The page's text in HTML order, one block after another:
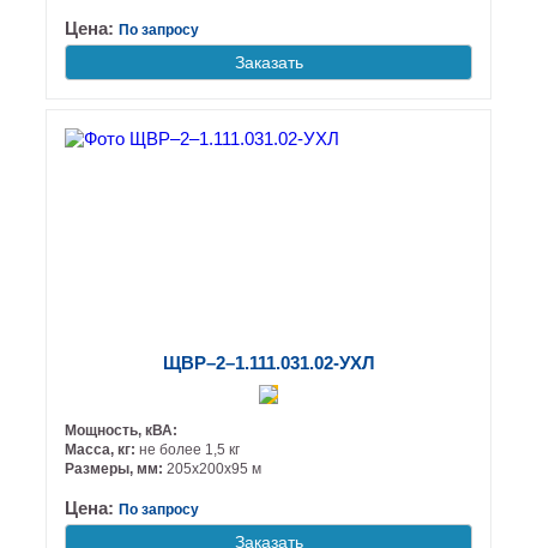
Цена: По запросу
Заказать
ЩВР–2–1.111.031.02-УХЛ
Мощность, кВА:
Масса, кг: не более 1,5 кг
Размеры, мм: 205х200х95 м
Цена: По запросу
Заказать